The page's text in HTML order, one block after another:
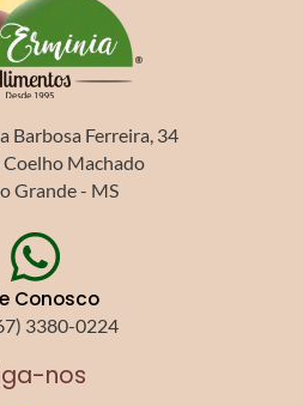
Barbosa Ferreira, 34
Coelho Machado
Grande - MS
Conosco
3380-0224
nos